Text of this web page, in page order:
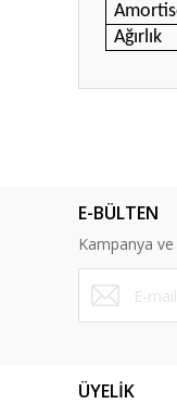
Ağırlık
Ürün
Ürün
Bu
E-BÜLTEN
Kampanya
ÜYELİK